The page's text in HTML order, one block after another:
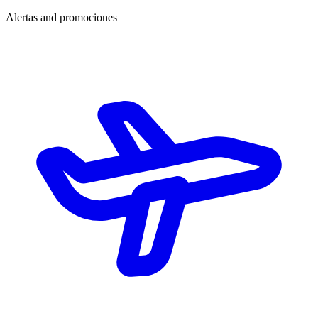
Alertas and promociones